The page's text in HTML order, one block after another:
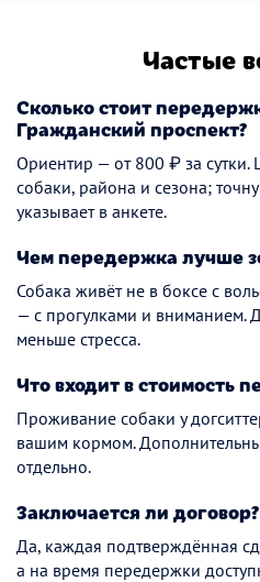
Частые
Сколько стоит
Гражданский проспект?
Ориентир — от 800 ₽ за сутки.
собаки, района и сезона;
указывает в анкете.
Чем передержка лучше
Собака живёт не в боксе с
— с прогулками и вниманием.
меньше стресса.
Что входит в стоимость
Проживание собаки у
вашим кормом.
отдельно.
Заключается ли договор?
Да, каждая подтверждённая
а на время передержки